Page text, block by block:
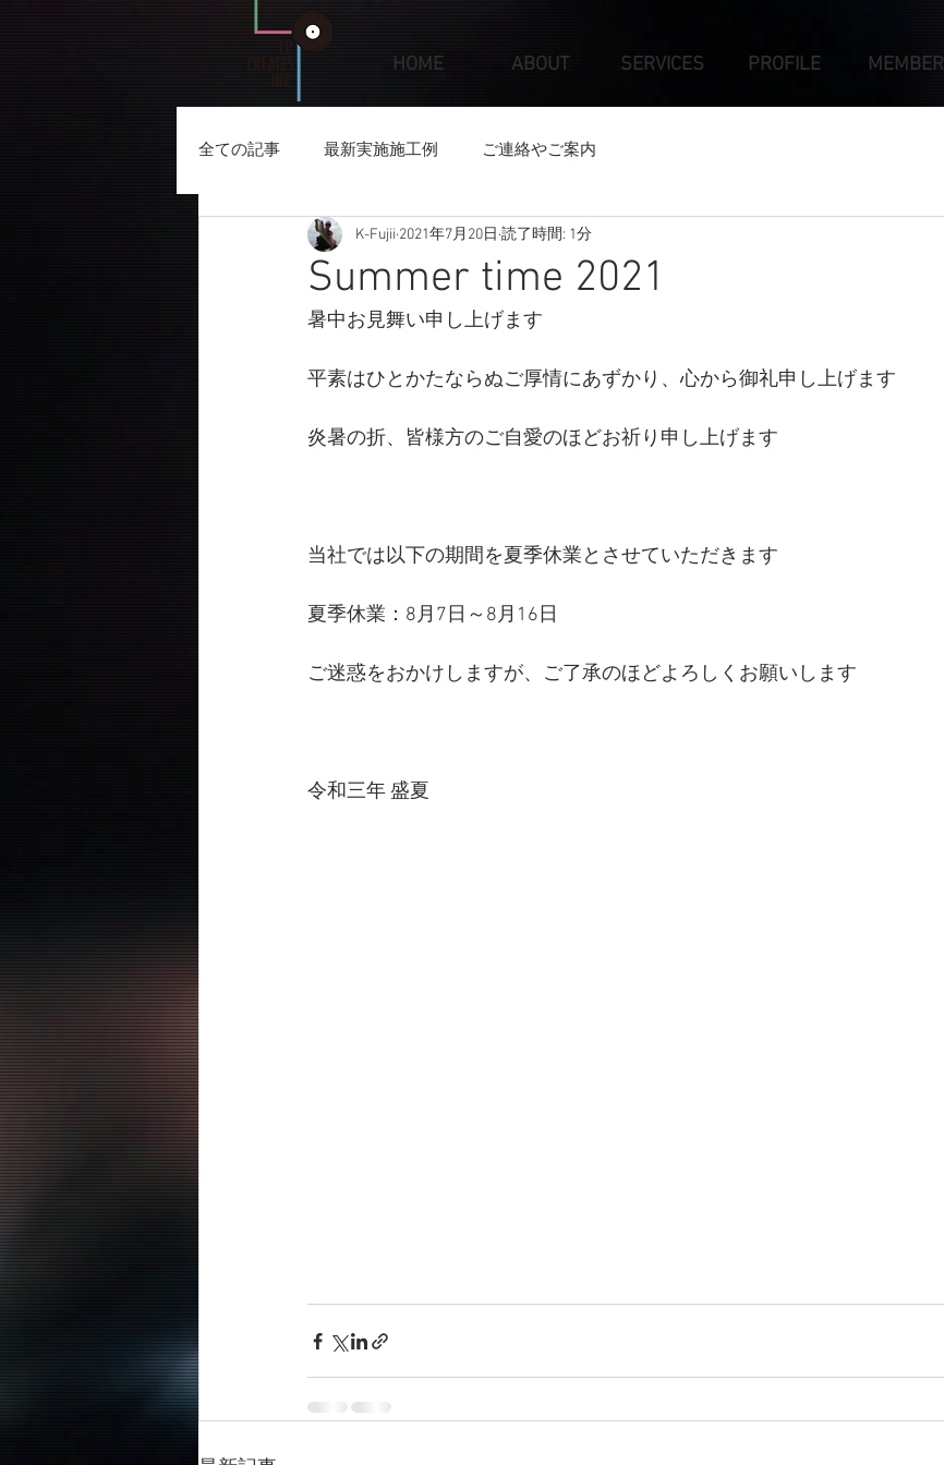
HOME ABOUT SERVICES PROFILE MEMBER
全ての記事 最新実施施工例 ご連絡やご案内
Summer time 2021
K-Fujii 2021年7月20日 読了時間: 1分
暑中お見舞い申し上げます
平素はひとかたならぬご厚情にあずかり、心から御礼申し上げます
炎暑の折、皆様方のご自愛のほどお祈り申し上げます
当社では以下の期間を夏季休業とさせていただきます
夏季休業：8月7日～8月16日
ご迷惑をおかけしますが、ご了承のほどよろしくお願いします
令和三年 盛夏